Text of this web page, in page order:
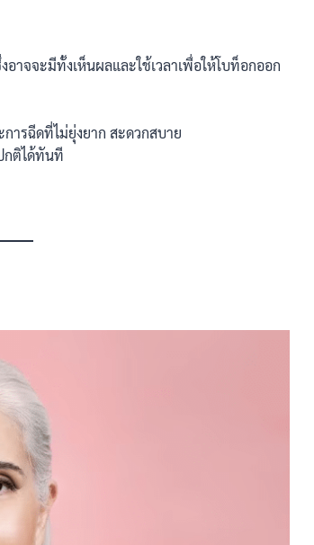
าจจะมีทั้งเห็นผลและใช้เวลาเพื่อให้โบท็อกออก
ารฉีดที่ไม่ยุ่งยาก สะดวกสบาย
กติได้ทันที